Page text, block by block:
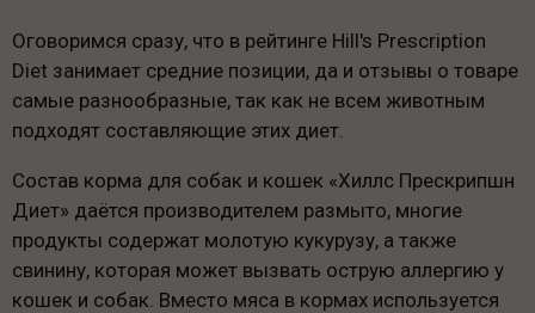
Оговоримся сразу, что в рейтинге Hill's Prescription
Diet занимает средние позиции, да и отзывы о товаре
самые разнообразные, так как не всем животным
подходят составляющие этих диет.
Состав корма для собак и кошек «Хиллс Прескрипшн
Диет» даётся производителем размыто, многие
продукты содержат молотую кукурузу, а также
свинину, которая может вызвать острую аллергию у
кошек и собак. Вместо мяса в кормах используется